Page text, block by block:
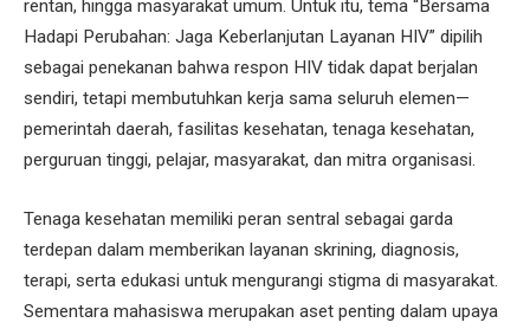
rentan, hingga masyarakat umum. Untuk itu, tema “Bersama
Hadapi Perubahan: Jaga Keberlanjutan Layanan HIV” dipilih
sebagai penekanan bahwa respon HIV tidak dapat berjalan
sendiri, tetapi membutuhkan kerja sama seluruh elemen—
pemerintah daerah, fasilitas kesehatan, tenaga kesehatan,
perguruan tinggi, pelajar, masyarakat, dan mitra organisasi.
Tenaga kesehatan memiliki peran sentral sebagai garda
terdepan dalam memberikan layanan skrining, diagnosis,
terapi, serta edukasi untuk mengurangi stigma di masyarakat.
Sementara mahasiswa merupakan aset penting dalam upaya